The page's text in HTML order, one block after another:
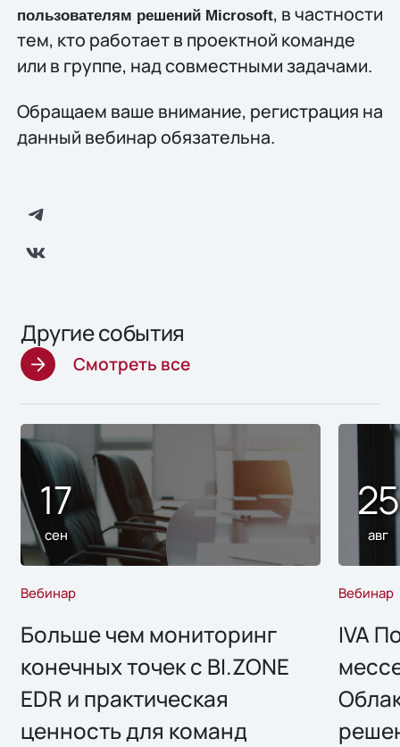
пользователям решений Microsoft, в частности
тем, кто работает в проектной команде
или в группе, над совместными задачами.
Обращаем ваше внимание, регистрация на
данный вебинар обязательна.
Другие события
Смотреть все
17
сен
Вебинар
Больше чем мониторинг
конечных точек с BI.ZONE
EDR и практическая
ценность для команд
25
авг
Вебинар
IVA